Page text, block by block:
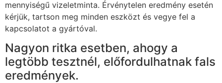
mennyiségű vizeletminta. Érvénytelen eredmény esetén
kérjük, tartson meg minden eszközt és vegye fel a
kapcsolatot a gyártóval.
Nagyon ritka esetben, ahogy a
legtöbb tesztnél, előfordulhatnak fals
eredmények.